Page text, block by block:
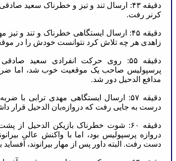
دقیقه ۴۳: ارسال تند و تیز و خطرناک سعید
کرنر رفت.
دقیقه ۴۵: ارسال ایستگاهی خطرناک و تند و
زاهدی هر چه تلاش کرد نتوانست خودش را در
دقیقه ۵۵: روی حرکت انفرادی سعید
پرسپولیس صاحب یک موقعیت خوب شد، اما
مدافع الدحیل دور شد.
دقیقه ۵۷: ارسال ایستگاهی مهدی ترابی
درست به جایی رفت که دروازه‌بان الدحیل قرار
دقیقه ۶۰: شوت خطرناک بازیکن الدحیل
دروازه پرسپولیس بود، اما با واکنش عالی
دست رفت. البته داور پس از مهار بیرانوند، آفساید